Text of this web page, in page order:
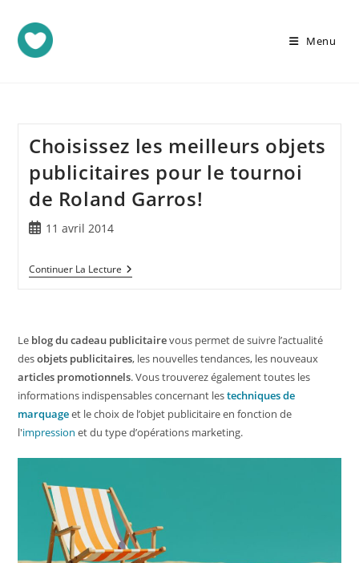
Menu
Choisissez les meilleurs objets
publicitaires pour le tournoi
de Roland Garros!
11 avril 2014
Continuer La Lecture
Le blog du cadeau publicitairevous permet de suivre l’actualité
desobjets publicitaires, les nouvelles tendances, les nouveaux
articles promotionnels. Vous trouverez également toutes les
informations indispensables concernant lestechniques de
marquageet le choix de l’objet publicitaire en fonction de
l'impression et du type d’opérations marketing.